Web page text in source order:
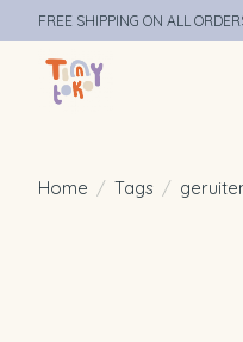
FREE SHIPPING ON ALL
Home / Tags /